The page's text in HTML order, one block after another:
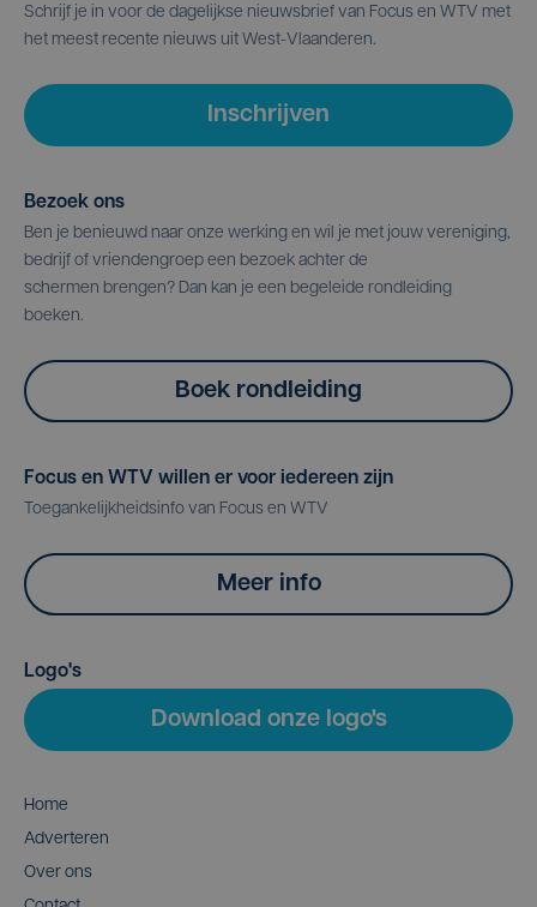
Schrijf je in voor de dagelijkse nieuwsbrief van Focus en WTV met
het meest recente nieuws uit West-Vlaanderen.
Inschrijven
Bezoek ons
Ben je benieuwd naar onze werking en wil je met jouw vereniging,
bedrijf of vriendengroep een bezoek achter de
schermen brengen? Dan kan je een begeleide rondleiding
boeken.
Boek rondleiding
Focus en WTV willen er voor iedereen zijn
Toegankelijkheidsinfo van Focus en WTV
Meer info
Logo's
Download onze logo's
Home
Adverteren
Over ons